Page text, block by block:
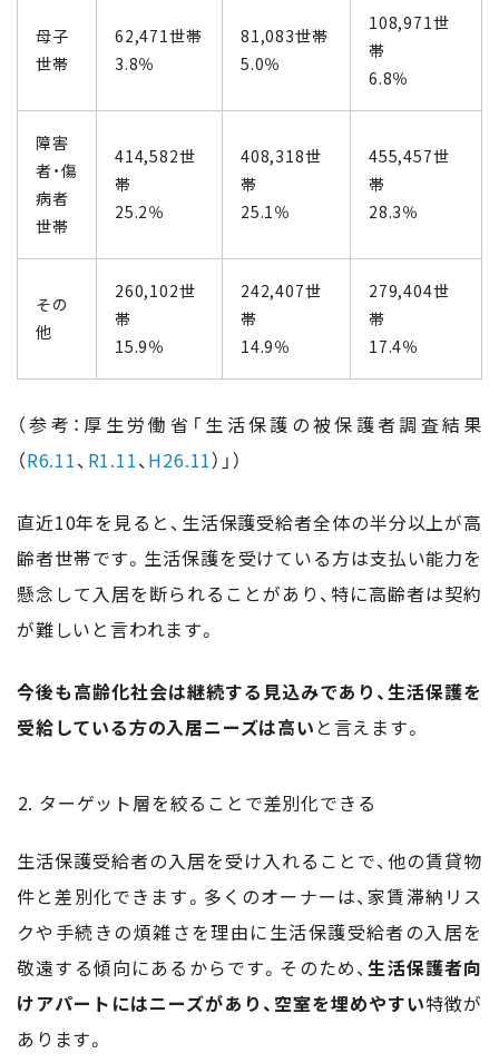
母子
世帯
62,471世帯
3.8％
81,083世帯
5.0％
108,971世
帯
6.8％
障害
者・傷
病者
世帯
414,582世
帯
25.2％
408,318世
帯
25.1％
455,457世
帯
28.3％
その
他
260,102世
帯
15.9％
242,407世
帯
14.9％
279,404世
帯
17.4％
（参考：厚生労働省「生活保護の被保護者調査結果
（R6.11、 R1.11、 H26.11）」）
直近10年を見ると、生活保護受給者全体の半分以上が高
齢者世帯です。生活保護を受けている方は支払い能力を
懸念して入居を断られることがあり、特に高齢者は契約
が難しいと言われます。
今後も高齢化社会は継続する見込みであり、生活保護を
受給している方の入居ニーズは高い と言えます。
ターゲット層を絞ることで差別化できる
生活保護受給者の入居を受け入れることで、他の賃貸物
件と差別化できます。多くのオーナーは、家賃滞納リス
クや手続きの煩雑さを理由に生活保護受給者の入居を
敬遠する傾向にあるからです。そのため、生活保護者向
けアパートにはニーズがあり、空室を埋めやすい特徴が
あります。